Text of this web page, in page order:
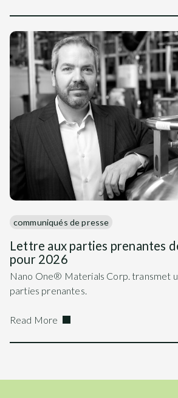
communiqués de presse
Lettre aux parties prenantes
pour 2026
Nano One® Materials Corp. transmet
parties prenantes.
Read More